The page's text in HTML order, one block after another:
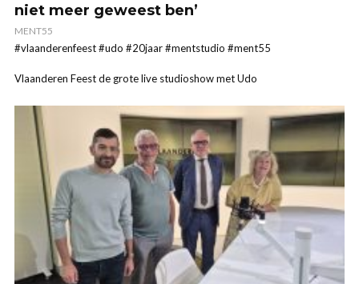
niet meer geweest ben’
MENT55
#vlaanderenfeest #udo #20jaar #mentstudio #ment55
Vlaanderen Feest de grote live studioshow met Udo